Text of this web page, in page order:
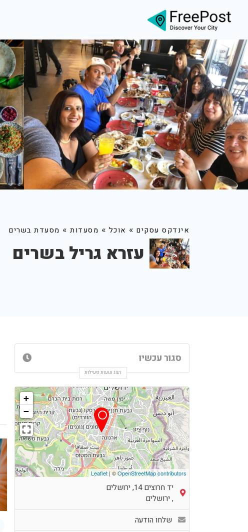
אינדקס עסקים » אוכל » מסעדות » מסעדת בשרים
עזרא גריל בשרים
סגור עכשיו
הצג שעות פעילות
+
−
Leaflet| ©OpenStreetMap contributors
יד חרוצים 14, ירושלים
, ירושלים
שלחו הודעה